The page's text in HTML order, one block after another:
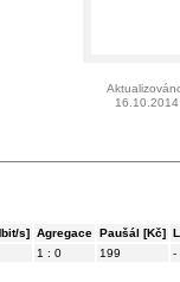
16.10.2014
s] Agregace Paušál [Kč]
1 : 0 199 -